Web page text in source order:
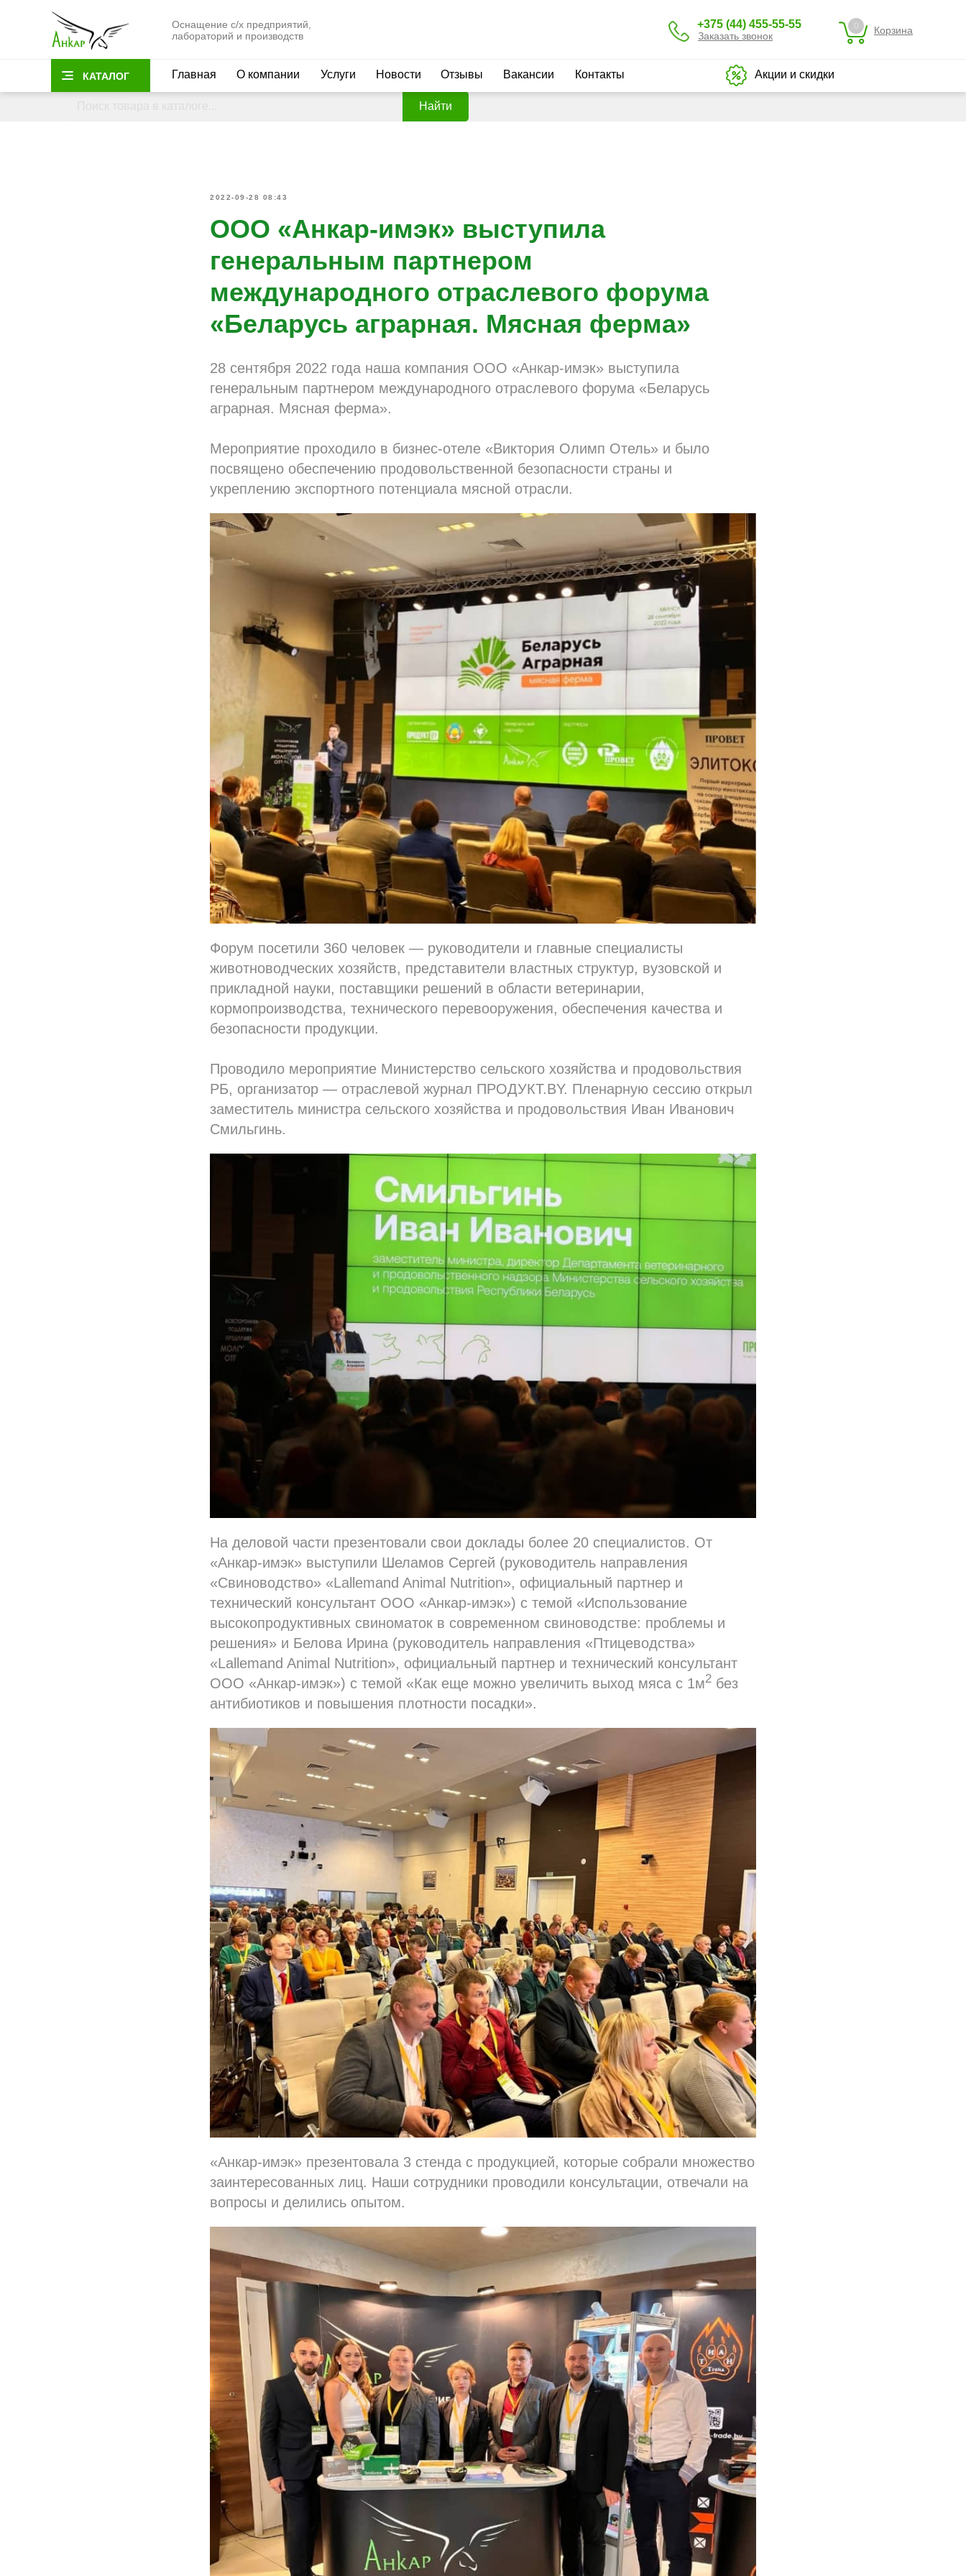
Оснащение с/х предприятий,
лабораторий и производств
+375 (44) 455-55-55
Заказать звонок
КАТАЛОГ Акции и скидки
Главная О компании Услуги Новости Отзывы Вакансии Контакты
Корзина
0
Найти
2022-09-28 08:43
ООО «Анкар-имэк» выступила
генеральным партнером
международного отраслевого форума
«Беларусь аграрная. Мясная ферма»
28 сентября 2022 года наша компания ООО «Анкар-имэк» выступила
генеральным партнером международного отраслевого форума «Беларусь
аграрная. Мясная ферма».
Мероприятие проходило в бизнес-отеле «Виктория Олимп Отель» и было
посвящено обеспечению продовольственной безопасности страны и
укреплению экспортного потенциала мясной отрасли.
Форум посетили 360 человек — руководители и главные специалисты
животноводческих хозяйств, представители властных структур, вузовской и
прикладной науки, поставщики решений в области ветеринарии,
кормопроизводства, технического перевооружения, обеспечения качества и
безопасности продукции.
Проводило мероприятие Министерство сельского хозяйства и продовольствия
РБ, организатор — отраслевой журнал ПРОДУКТ.BY. Пленарную сессию открыл
заместитель министра сельского хозяйства и продовольствия Иван Иванович
Смильгинь.
На деловой части презентовали свои доклады более 20 специалистов. От
«Анкар-имэк» выступили Шеламов Сергей (руководитель направления
«Свиноводство» «Lallemand Animal Nutrition», официальный партнер и
технический консультант ООО «Анкар-имэк») с темой «Использование
высокопродуктивных свиноматок в современном свиноводстве: проблемы и
решения» и Белова Ирина (руководитель направления «Птицеводства»
«Lallemand Animal Nutrition», официальный партнер и технический консультант
ООО «Анкар-имэк») с темой «Как еще можно увеличить выход мяса с 1м2 без
антибиотиков и повышения плотности посадки».
«Анкар-имэк» презентовала 3 стенда с продукцией, которые собрали множество
заинтересованных лиц. Наши сотрудники проводили консультации, отвечали на
вопросы и делились опытом.